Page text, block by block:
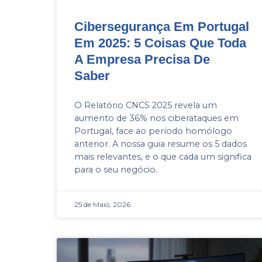
Cibersegurança Em Portugal
Em 2025: 5 Coisas Que Toda
A Empresa Precisa De
Saber
O Relatório CNCS 2025 revela um
aumento de 36% nos ciberataques em
Portugal, face ao período homólogo
anterior. A nossa guia resume os 5 dados
mais relevantes, e o que cada um significa
para o seu negócio.
25 de Maio, 2026